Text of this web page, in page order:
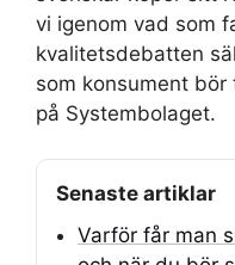
vi igenom vad som
kvalitetsdebatten
som konsument
på Systembolaget.
Senaste artiklar
Varför får man